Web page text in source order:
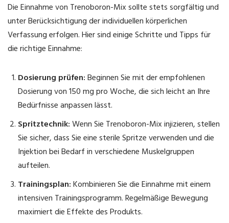
Die Einnahme von Trenoboron-Mix sollte stets sorgfältig und
unter Berücksichtigung der individuellen körperlichen
Verfassung erfolgen. Hier sind einige Schritte und Tipps für
die richtige Einnahme:
Dosierung prüfen:Beginnen Sie mit der empfohlenen
Dosierung von 150 mg pro Woche, die sich leicht an Ihre
Bedürfnisse anpassen lässt.
Spritztechnik:Wenn Sie Trenoboron-Mix injizieren, stellen
Sie sicher, dass Sie eine sterile Spritze verwenden und die
Injektion bei Bedarf in verschiedene Muskelgruppen
aufteilen.
Trainingsplan:Kombinieren Sie die Einnahme mit einem
intensiven Trainingsprogramm. Regelmäßige Bewegung
maximiert die Effekte des Produkts.